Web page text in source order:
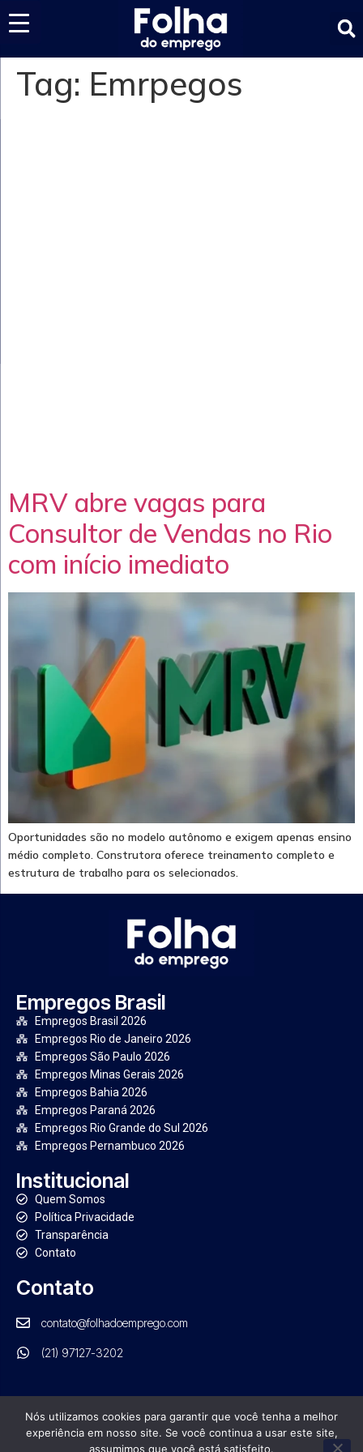
Tag: Emrpegos
MRV abre vagas para
Consultor de Vendas no Rio
com início imediato
Oportunidades são no modelo autônomo e exigem apenas ensino
médio completo. Construtora oferece treinamento completo e
estrutura de trabalho para os selecionados.
Empregos Brasil
Empregos Brasil 2026
Empregos Rio de Janeiro 2026
Empregos São Paulo 2026
Empregos Minas Gerais 2026
Empregos Bahia 2026
Empregos Paraná 2026
Empregos Rio Grande do Sul 2026
Empregos Pernambuco 2026
Institucional
Quem Somos
Política Privacidade
Transparência
Contato
Contato
contato@folhadoemprego.com
(21) 97127-3202
PORTAL FOLHA DO EMPREGO. TODOS OS DIREITOS RESERVADOS
Nós utilizamos cookies para garantir que você tenha a melhor
experiência em nosso site. Se você continua a usar este site,
assumimos que você está satisfeito.